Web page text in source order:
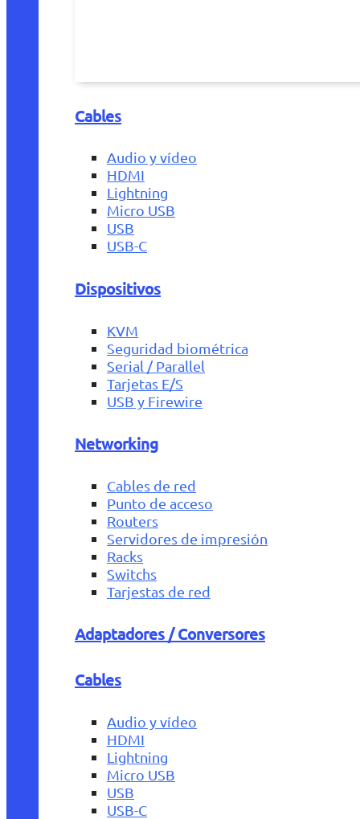
Cables
Audio y vídeo
HDMI
Lightning
Micro USB
USB
USB-C
Dispositivos
KVM
Seguridad biométrica
Serial / Parallel
Tarjetas E/S
USB y Firewire
Networking
Cables de red
Punto de acceso
Routers
Servidores de impresión
Racks
Switchs
Tarjestas de red
Adaptadores / Conversores
Cables
Audio y vídeo
HDMI
Lightning
Micro USB
USB
USB-C